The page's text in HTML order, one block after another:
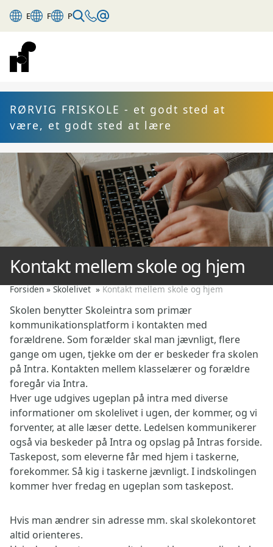
E F P
RØRVIG FRISKOLE - et godt sted at
være, et godt sted at lære
Kontakt mellem skole og hjem
Forsiden»Skolelivet»Kontakt mellem skole og hjem
Skolen benytter Skoleintra som primær
kommunikationsplatform i kontakten med
forældrene. Som forælder skal man jævnligt, flere
gange om ugen, tjekke om der er beskeder fra skolen
på Intra. Kontakten mellem klasselærer og forældre
foregår via Intra.
Hver uge udgives ugeplan på intra med diverse
informationer om skolelivet i ugen, der kommer, og vi
forventer, at alle læser dette. Ledelsen kommunikerer
også via beskeder på Intra og opslag på Intras forside.
Taskepost, som eleverne får med hjem i taskerne,
forekommer. Så kig i taskerne jævnligt. I indskolingen
kommer hver fredag en ugeplan som taskepost.
Hvis man ændrer sin adresse mm. skal skolekontoret
altid orienteres.